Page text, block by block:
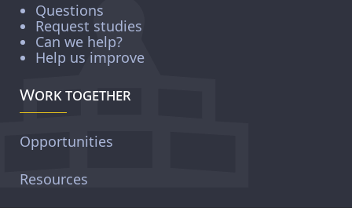
Questions
Request studies
Can we help?
Help us improve
Work together
Opportunities
Resources